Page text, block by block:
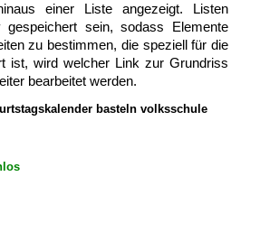
einer Liste angezeigt. Listen
sein, sodass Elemente
zu bestimmen, die speziell für die
ist, wird welcher Link zur Grundriss
bearbeitet werden.
basteln volksschule